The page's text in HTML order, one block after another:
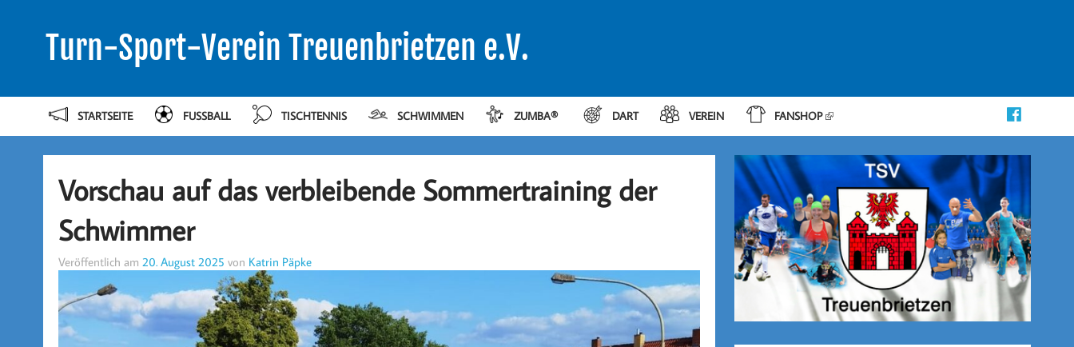
Turn-Sport-Verein Treuenbrietzen e.V.
STARTSEITE FUSSBALL TISCHTENNIS SCHWIMMEN ZUMBA® DART VEREIN FANSHOP
Vorschau auf das verbleibende Sommertraining der
Schwimmer
Veröffentlich am 20. August 2025 von Katrin Päpke